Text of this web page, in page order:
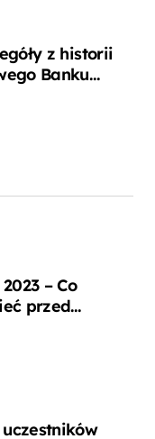
z historii
Banku
mogłeś nie
– Co
przed
OC i